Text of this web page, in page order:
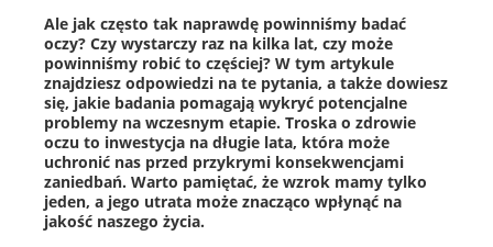
Ale jak często tak naprawdę powinniśmy badać
oczy? Czy wystarczy raz na kilka lat, czy może
powinniśmy robić to częściej? W tym artykule
znajdziesz odpowiedzi na te pytania, a także dowiesz
się, jakie badania pomagają wykryć potencjalne
problemy na wczesnym etapie. Troska o zdrowie
oczu to inwestycja na długie lata, która może
uchronić nas przed przykrymi konsekwencjami
zaniedbań. Warto pamiętać, że wzrok mamy tylko
jeden, a jego utrata może znacząco wpłynąć na
jakość naszego życia.